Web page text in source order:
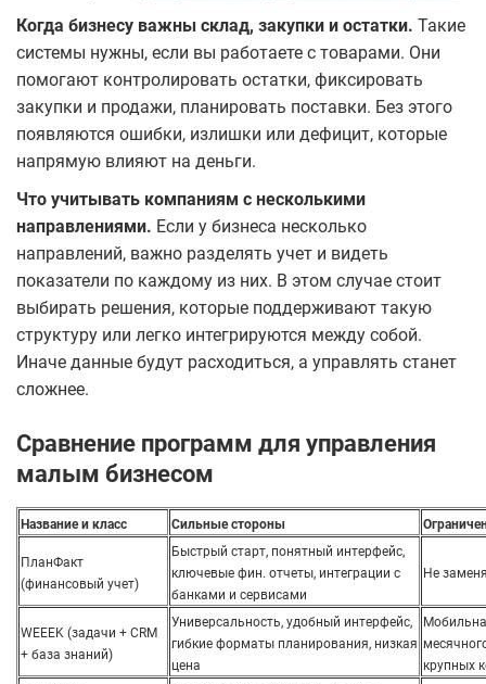
Когда бизнесу важны склад, закупки и остатки. Такие
системы нужны, если вы работаете с товарами. Они
помогают контролировать остатки, фиксировать
закупки и продажи, планировать поставки. Без этого
появляются ошибки, излишки или дефицит, которые
напрямую влияют на деньги.
Что учитывать компаниям с несколькими
направлениями. Если у бизнеса несколько
направлений, важно разделять учет и видеть
показатели по каждому из них. В этом случае стоит
выбирать решения, которые поддерживают такую
структуру или легко интегрируются между собой.
Иначе данные будут расходиться, а управлять станет
сложнее.
Сравнение программ для управления
малым бизнесом
Название и класс Сильные стороны
ПланФакт
(финансовый учет)
Быстрый старт, понятный интерфейс,
ключевые фин. отчеты, интеграции с
банками и сервисами
Не
WEEEK (задачи + CRM
+ база знаний)
Универсальность, удобный интерфейс,
гибкие форматы планирования, низкая
цена
крупных